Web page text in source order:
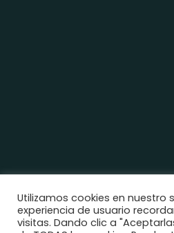
Utilizamos cookies en nuestro
experiencia de usuario
visitas. Dando clic a